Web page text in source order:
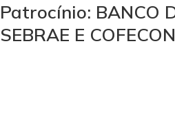
Patrocínio: BANCO
SEBRAE E